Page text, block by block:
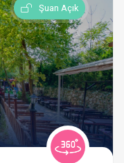
Şuan Açık